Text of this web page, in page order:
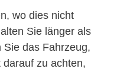
wo dies nicht
Sie länger als
das Fahrzeug,
zu achten,